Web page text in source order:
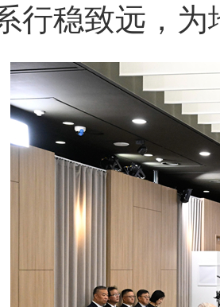
行稳致远，